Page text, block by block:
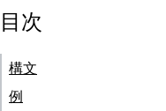
目次
構文
例